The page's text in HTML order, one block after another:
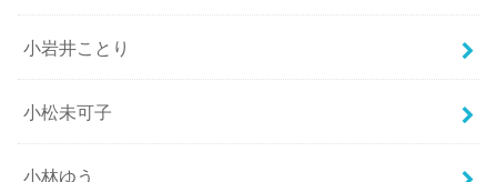
小岩井ことり
小松未可子
小林ゆう